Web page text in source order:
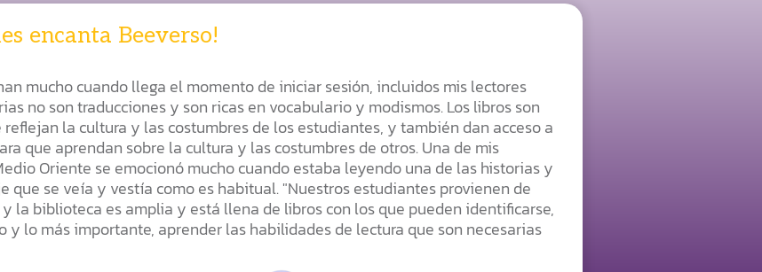
encanta Beeverso!
mucho cuando llega el momento de iniciar sesión, incluidos mis lectores
no son traducciones y son ricas en vocabulario y modismos. Los libros son
la cultura y las costumbres de los estudiantes, y también dan acceso a
que aprendan sobre la cultura y las costumbres de otros. Una de mis
Oriente se emocionó mucho cuando estaba leyendo una de las historias y
que se veía y vestía como es habitual. "Nuestros estudiantes provienen de
la biblioteca es amplia y está llena de libros con los que pueden identificarse,
y lo más importante, aprender las habilidades de lectura que son necesarias